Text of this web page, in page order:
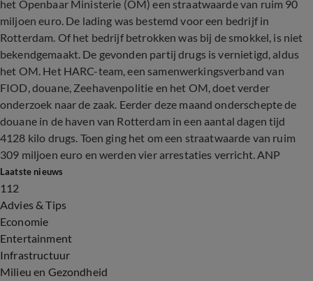
het Openbaar Ministerie (OM) een straatwaarde van ruim 90
miljoen euro. De lading was bestemd voor een bedrijf in
Rotterdam. Of het bedrijf betrokken was bij de smokkel, is niet
bekendgemaakt. De gevonden partij drugs is vernietigd, aldus
het OM. Het HARC-team, een samenwerkingsverband van
FIOD, douane, Zeehavenpolitie en het OM, doet verder
onderzoek naar de zaak. Eerder deze maand onderschepte de
douane in de haven van Rotterdam in een aantal dagen tijd
4128 kilo drugs. Toen ging het om een straatwaarde van ruim
309 miljoen euro en werden vier arrestaties verricht. ANP
Laatste nieuws
112
Advies & Tips
Economie
Entertainment
Infrastructuur
Milieu en Gezondheid